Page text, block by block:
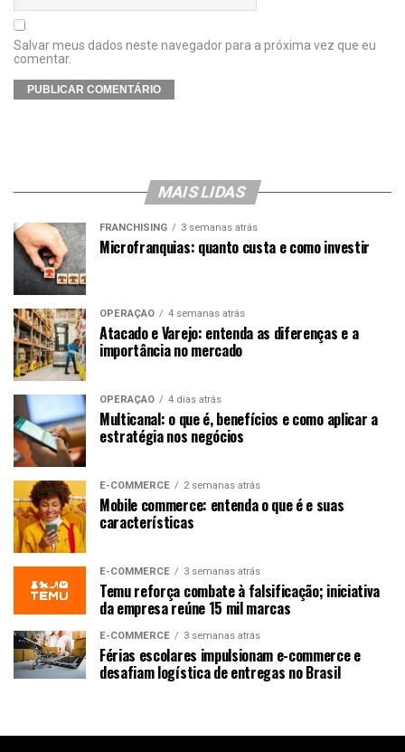
Salvar meus dados neste navegador para a próxima vez que eu
comentar.
MAIS LIDAS
FRANCHISING 3 semanas atrás
Microfranquias: quanto custa e como investir
OPERAÇÃO 4 semanas atrás
Atacado e Varejo: entenda as diferenças e a
importância no mercado
OPERAÇÃO 4 dias atrás
Multicanal: o que é, benefícios e como aplicar a
estratégia nos negócios
E-COMMERCE 2 semanas atrás
Mobile commerce: entenda o que é e suas
características
E-COMMERCE 3 semanas atrás
Temu reforça combate à falsificação; iniciativa
da empresa reúne 15 mil marcas
E-COMMERCE 3 semanas atrás
Férias escolares impulsionam e-commerce e
desafiam logística de entregas no Brasil